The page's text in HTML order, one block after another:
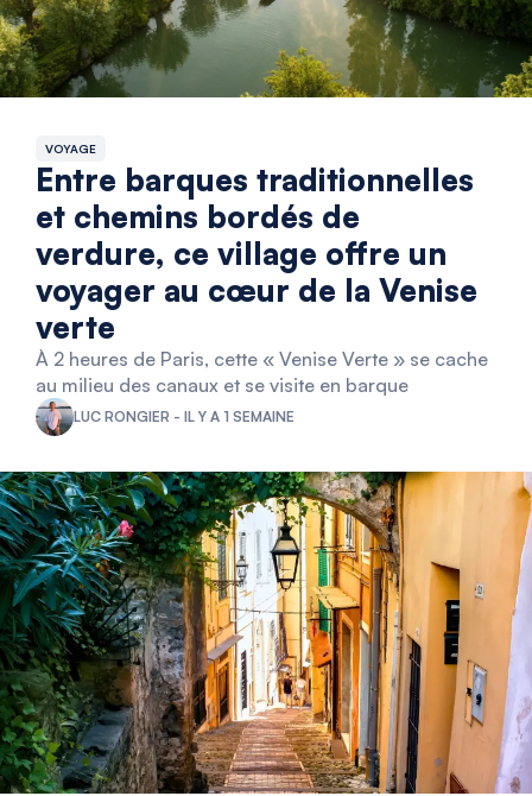
VOYAGE
Entre barques traditionnelles
et chemins bordés de
verdure, ce village offre un
voyager au cœur de la Venise
verte
À 2 heures de Paris, cette « Venise Verte » se cache
au milieu des canaux et se visite en barque
LUC RONGIER - IL Y A 1 SEMAINE